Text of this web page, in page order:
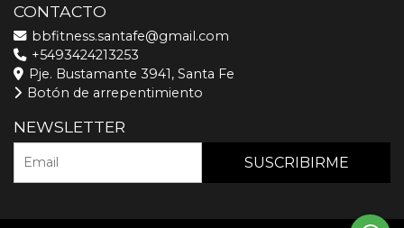
CONTACTO
bbfitness.santafe@gmail.com
+5493424213253
Pje. Bustamante 3941, Santa Fe
Botón de arrepentimiento
NEWSLETTER
SUSCRIBIRME